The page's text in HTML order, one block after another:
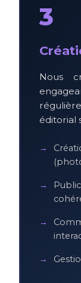
3
Nous
éditorial